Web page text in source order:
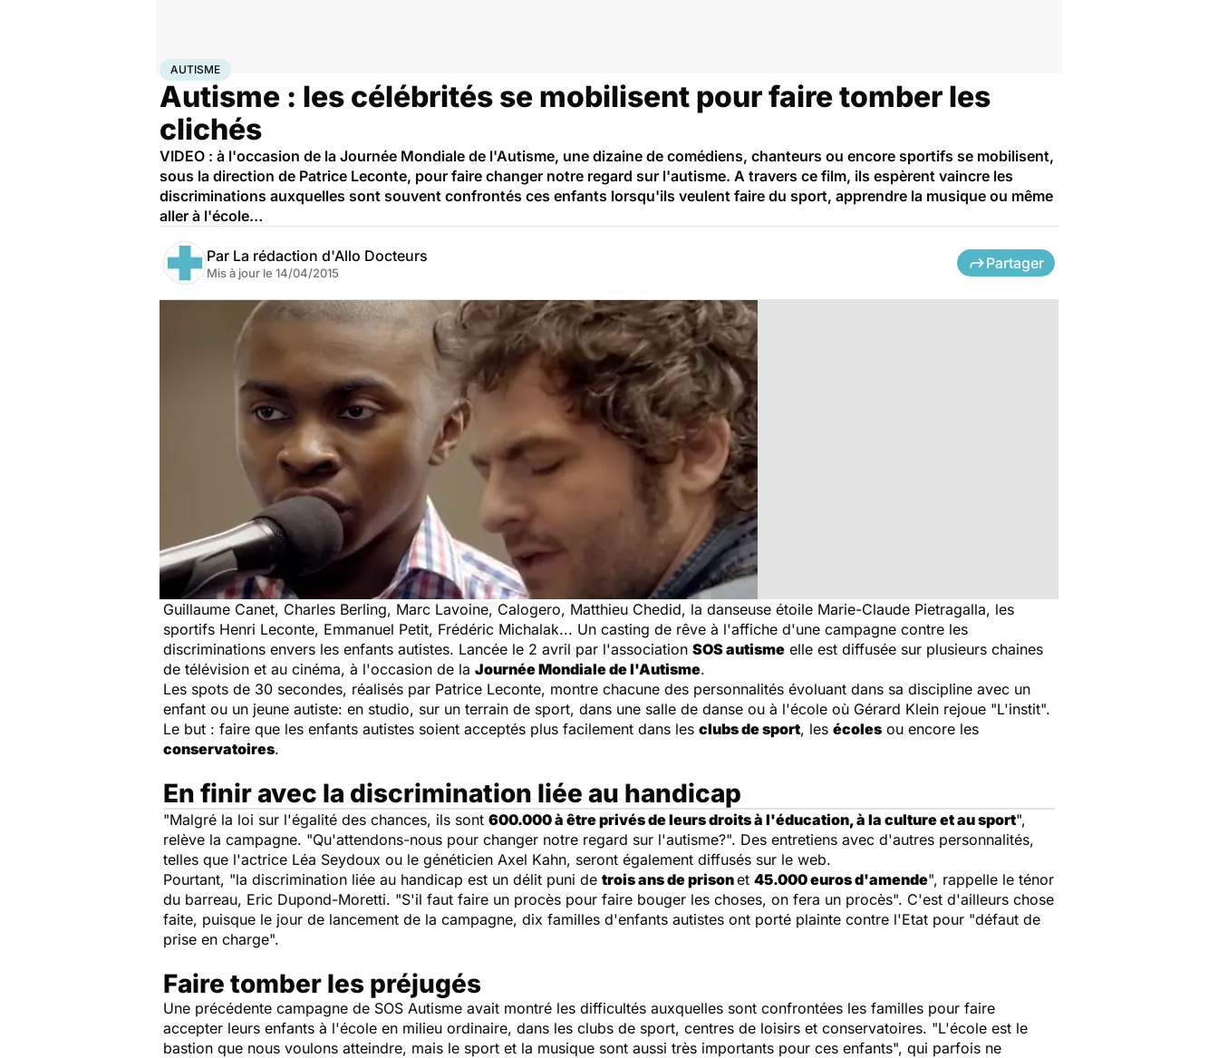
AccueilSanté Autisme
AUTISME
Autisme : les célébrités se mobilisent pour faire tomber les
clichés
VIDEO : à l'occasion de la Journée Mondiale de l'Autisme, une dizaine de comédiens, chanteurs ou encore sportifs se mobilisent,
sous la direction de Patrice Leconte, pour faire changer notre regard sur l'autisme. A travers ce film, ils espèrent vaincre les
discriminations auxquelles sont souvent confrontés ces enfants lorsqu'ils veulent faire du sport, apprendre la musique ou même
aller à l'école…
Par La rédaction d'Allo Docteurs
Mis à jour le 14/04/2015
Partager
Guillaume Canet, Charles Berling, Marc Lavoine, Calogero, Matthieu Chedid, la danseuse étoile Marie-Claude Pietragalla, les
sportifs Henri Leconte, Emmanuel Petit, Frédéric Michalak... Un casting de rêve à l'affiche d'une campagne contre les
discriminations envers les enfants autistes. Lancée le 2 avril par l'association SOS autisme elle est diffusée sur plusieurs chaines
de télévision et au cinéma, à l'occasion de la Journée Mondiale de l'Autisme.
Les spots de 30 secondes, réalisés par Patrice Leconte, montre chacune des personnalités évoluant dans sa discipline avec un
enfant ou un jeune autiste: en studio, sur un terrain de sport, dans une salle de danse ou à l'école où Gérard Klein rejoue "L'instit".
Le but : faire que les enfants autistes soient acceptés plus facilement dans les clubs de sport, les écoles ou encore les
conservatoires.
En finir avec la discrimination liée au handicap
"Malgré la loi sur l'égalité des chances, ils sont 600.000 à être privés de leurs droits à l'éducation, à la culture et au sport",
relève la campagne. "Qu'attendons-nous pour changer notre regard sur l'autisme?". Des entretiens avec d'autres personnalités,
telles que l'actrice Léa Seydoux ou le généticien Axel Kahn, seront également diffusés sur le web.
Pourtant, "la discrimination liée au handicap est un délit puni de trois ans de prisonet 45.000 euros d'amende", rappelle le ténor
du barreau, Eric Dupond-Moretti. "S'il faut faire un procès pour faire bouger les choses, on fera un procès". C'est d'ailleurs chose
faite, puisque le jour de lancement de la campagne, dix familles d'enfants autistes ont porté plainte contre l'Etat pour "défaut de
prise en charge".
Faire tomber les préjugés
Une précédente campagne de SOS Autisme avait montré les difficultés auxquelles sont confrontées les familles pour faire
accepter leurs enfants à l'école en milieu ordinaire, dans les clubs de sport, centres de loisirs et conservatoires. "L'école est le
bastion que nous voulons atteindre, mais le sport et la musique sont aussi très importants pour ces enfants", qui parfois ne